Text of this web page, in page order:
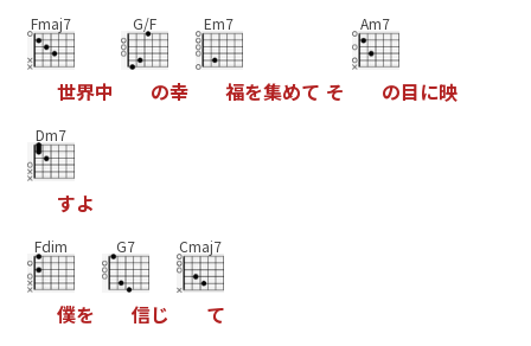
Fmaj7
世界中
G/F
の幸
Em7
福を集めて そ
Am7
の目に映
Dm7
すよ
Fdim
僕を
G7
信じ
Cmaj7
て